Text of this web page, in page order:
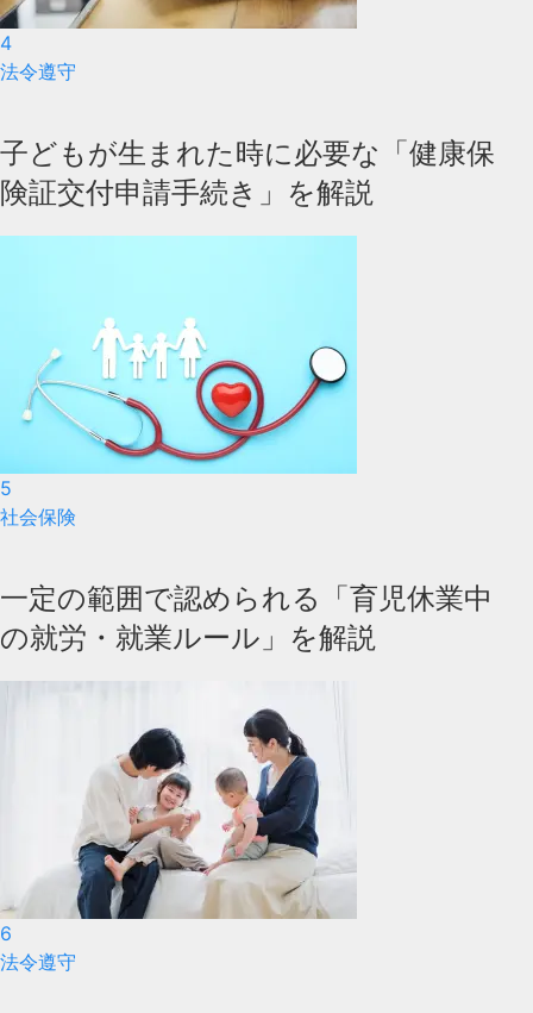
4
法令遵守
子どもが生まれた時に必要な「健康保
険証交付申請手続き」を解説
5
社会保険
一定の範囲で認められる「育児休業中
の就労・就業ルール」を解説
6
法令遵守